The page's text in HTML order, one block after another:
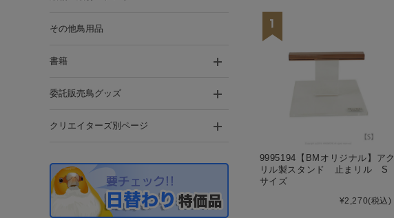
9995194【BMオリジナル】アク
リル製スタンド 止まリル S
サイズ
¥2,270(税込)
その他鳥用品
書籍
委託販売鳥グッズ
クリエイターズ別ページ